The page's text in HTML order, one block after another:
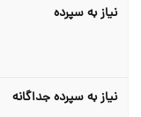
نیاز به سپرده
نیاز به سپرده جداگانه